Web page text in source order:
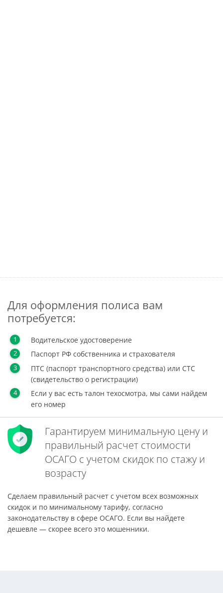
Для оформления полиса вам
потребуется:
Водительское удостоверение
Паспорт РФ собственника и страхователя
ПТС (паспорт транспортного средства) или СТС
(свидетельство о регистрации)
Если у вас есть талон техосмотра, мы сами найдем
его номер
Гарантируем минимальную цену и
правильный расчет стоимости
ОСАГО с учетом скидок по стажу и
возрасту
Сделаем правильный расчет с учетом всех возможных
скидок и по минимальному тарифу, согласно
законодательству в сфере ОСАГО. Если вы найдете
дешевле — скорее всего это мошенники.